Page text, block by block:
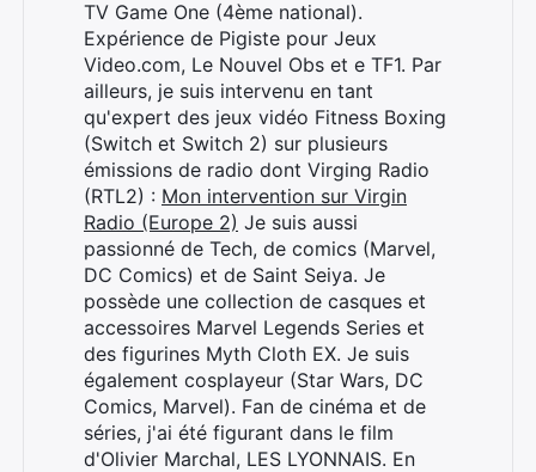
TV Game One (4ème national).
Expérience de Pigiste pour Jeux
Video.com, Le Nouvel Obs et e TF1. Par
ailleurs, je suis intervenu en tant
qu'expert des jeux vidéo Fitness Boxing
(Switch et Switch 2) sur plusieurs
émissions de radio dont Virging Radio
(RTL2) : Mon intervention sur Virgin
Radio (Europe 2) Je suis aussi
passionné de Tech, de comics (Marvel,
DC Comics) et de Saint Seiya. Je
possède une collection de casques et
accessoires Marvel Legends Series et
des figurines Myth Cloth EX. Je suis
également cosplayeur (Star Wars, DC
Comics, Marvel). Fan de cinéma et de
séries, j'ai été figurant dans le film
d'Olivier Marchal, LES LYONNAIS. En